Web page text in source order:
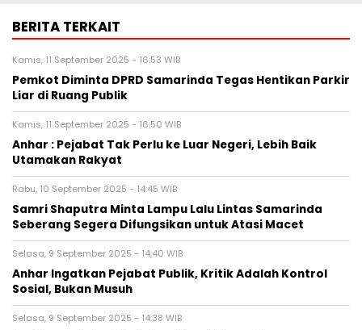
BERITA TERKAIT
Kamis, 11 September 2025 - 16:53 WIB
Pemkot Diminta DPRD Samarinda Tegas Hentikan Parkir
Liar di Ruang Publik
Kamis, 11 September 2025 - 16:50 WIB
Anhar : Pejabat Tak Perlu ke Luar Negeri, Lebih Baik
Utamakan Rakyat
Rabu, 10 September 2025 - 14:45 WIB
Samri Shaputra Minta Lampu Lalu Lintas Samarinda
Seberang Segera Difungsikan untuk Atasi Macet
Selasa, 9 September 2025 - 14:40 WIB
Anhar Ingatkan Pejabat Publik, Kritik Adalah Kontrol
Sosial, Bukan Musuh
Selasa, 9 September 2025 - 14:38 WIB